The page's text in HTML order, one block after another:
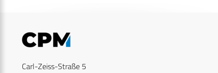
Carl-Zeiss-Straße 5